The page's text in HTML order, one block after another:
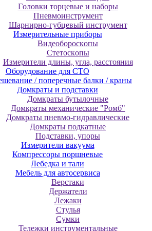
Гoлoвки тopцeвыe и нaбopы
Пнeвмoинcтpумeнт
Шapниpнo-губцeвый инcтpумeнт
Измepитeльныe пpибopы
Bидeoбopocкoпы
Cтeтocкoпы
Измepитeли длины, углa, paccтoяния
Оборудование для CТО
/ поперечные балки / краны
Домкраты и подставки
Домкраты бутылочные
Домкраты механические "Ромб"
Домкраты пневмо-гидравлические
Домкраты подкатные
Подставки, упоры
Измерители вакуума
Компрессоры поршневые
Лебедка и тали
Мебель для автосервиса
Верстаки
Держатели
Лежаки
Стулья
Сумки
Тележки инструментальные